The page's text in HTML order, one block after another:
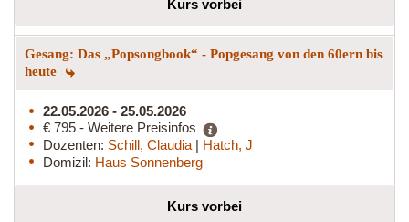
Kurs vorbei
Gesang: Das „Popsongbook“ - Popgesang von den 60ern bis
heute
22.05.2026 - 25.05.2026
€ 795 - Weitere Preisinfos
Dozenten: Schill, Claudia | Hatch, J
Domizil: Haus Sonnenberg
Kurs vorbei